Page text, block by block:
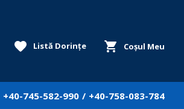
Coșul Meu
Listă Dorințe
+40-745-582-990 / +40-758-083-784